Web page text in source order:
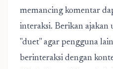
memancing komentar
interaksi. Berikan
"duet" agar pengguna
berinteraksi dengan